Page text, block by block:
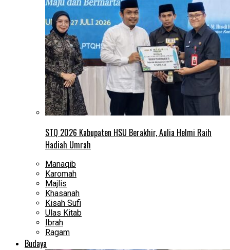
STQ 2026 Kabupaten HSU Berakhir, Aulia Helmi Raih
Hadiah Umrah
Manaqib
Karomah
Majlis
Khasanah
Kisah Sufi
Ulas Kitab
Ibrah
Ragam
Budaya